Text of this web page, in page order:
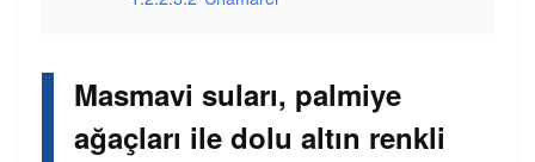
Masmavi suları, palmiye
ağaçları ile dolu altın renkli